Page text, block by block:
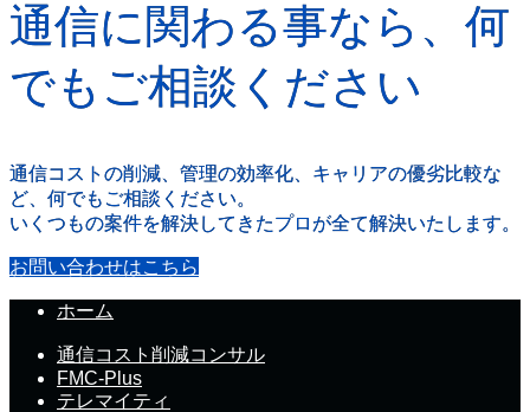
通信に関わる事なら、何
でもご相談ください
通信コストの削減、管理の効率化、キャリアの優劣比較な
ど、何でもご相談ください。
いくつもの案件を解決してきたプロが全て解決いたします。
お問い合わせはこちら
ホーム
通信コスト削減コンサル
FMC-Plus
テレマイティ